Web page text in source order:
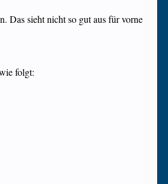
Das sieht nicht so gut aus für vorne
folgt: